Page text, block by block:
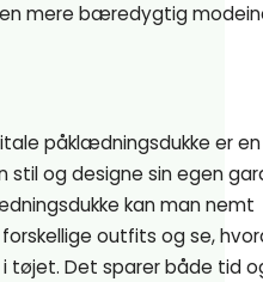
mere bæredygtig
påklædningsdukke er
stil og designe sin egen
kan man nemt
outfits og se,
tøjet. Det sparer både tid